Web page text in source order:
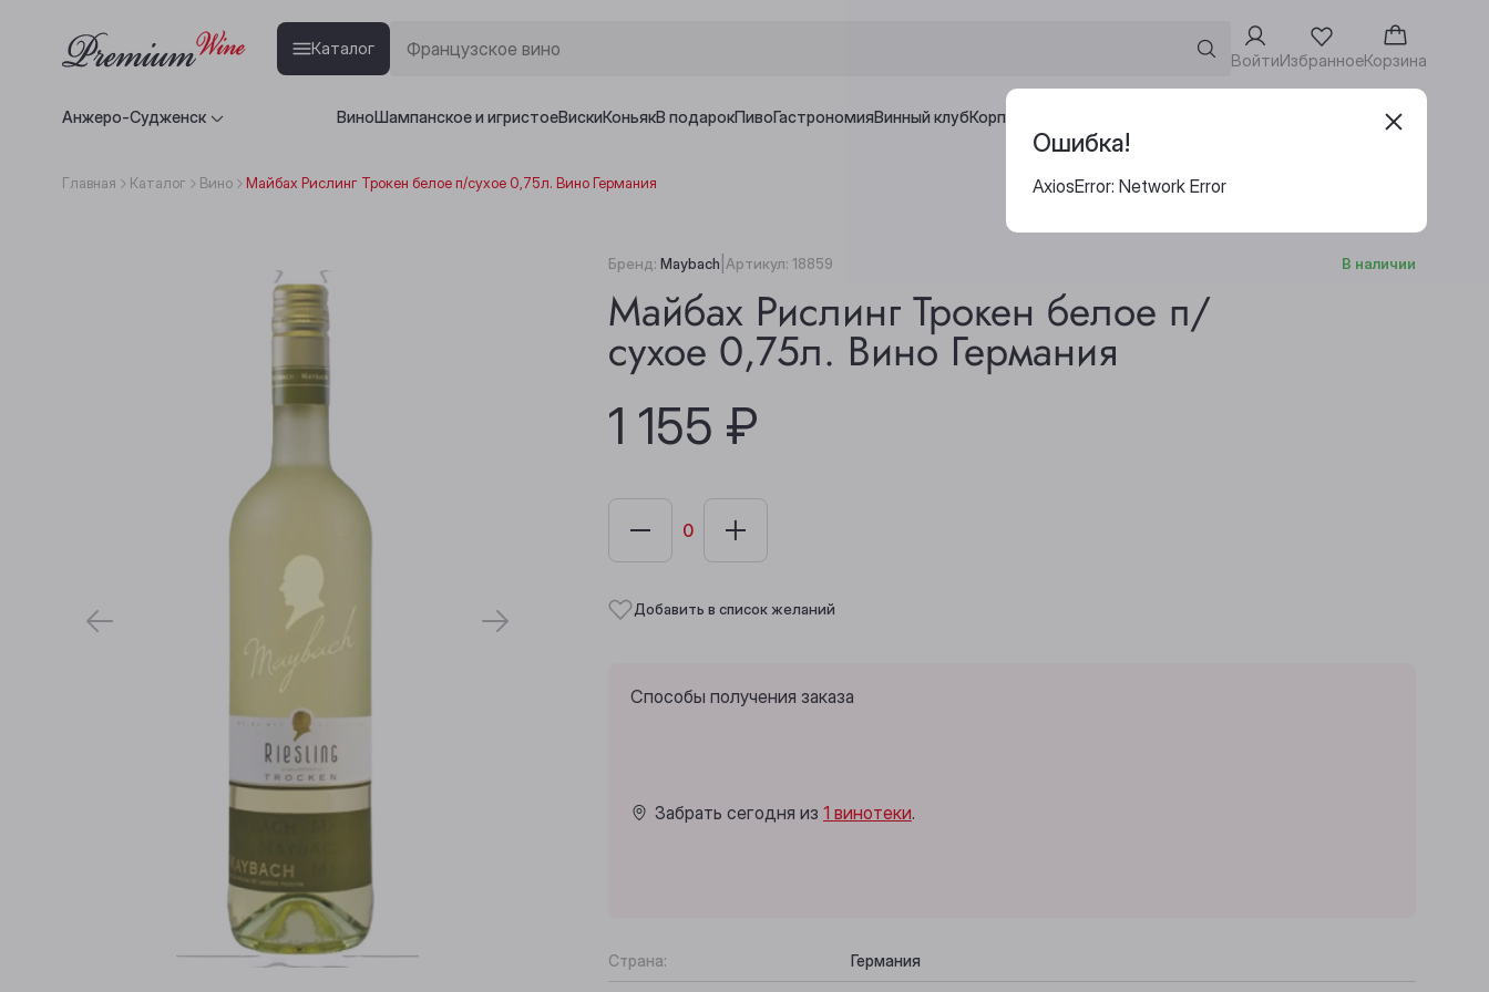
Каталог
ВойтиИзбранноеКорзина
Анжеро-Судженск ВиноШампанское и игристоеВискиКоньякВ подарокПивоГастрономияВинный клубКорпоративным клиентам Адреса винотек
Главная Каталог Вино Майбах Рислинг Трокен белое п/сухое 0,75л. Вино Германия
Бренд: Maybach Артикул: 18859 В наличии
Майбах Рислинг Трокен белое п/
сухое 0,75л. Вино Германия
1 155 ₽
Добавить в список желаний
Способы получения заказа
Забрать сегодня из 1 винотеки.
Страна: Германия
Ошибка!
AxiosError: Network Error